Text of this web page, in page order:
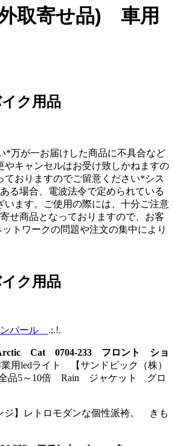
寄せ品) 車用
ク用品
*万が一お届けした商品に不具合など
キャンセルはお受け致しかねますの
おりますのでご留意ください*シス
る場合、電波法令で定められている
ます。ご使用の際には、十分ご注意
せ商品となっておりますので、お客
トワークの問題や注文の集中により
ク用品
パール .;.!.
Cat 0704-233 フロント ショ
用ledライト 【サンドビック（株）
全品5～10倍 Rain ジャケット グロ
】レトロモダンな個性派袴。 きも